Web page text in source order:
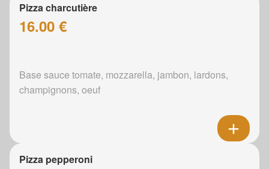
Pizza charcutière
16.00 €
Base sauce tomate, mozzarella, jambon, lardons,
champignons, oeuf
Pizza pepperoni